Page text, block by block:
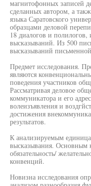
магнитофонных записей
сделанных автором, а
языка Саратовского
образцами деловой
18 диалогов и
высказываний. Из 500
высказываний
Предмет исследования.
являются
поведения участников
Рассматривая деловое
коммуникатора и его
волеизъявления и
достижения
результатов.
К анализируемым
высказывания. Основным
обязательность/
конвенций.
Новизна исследования